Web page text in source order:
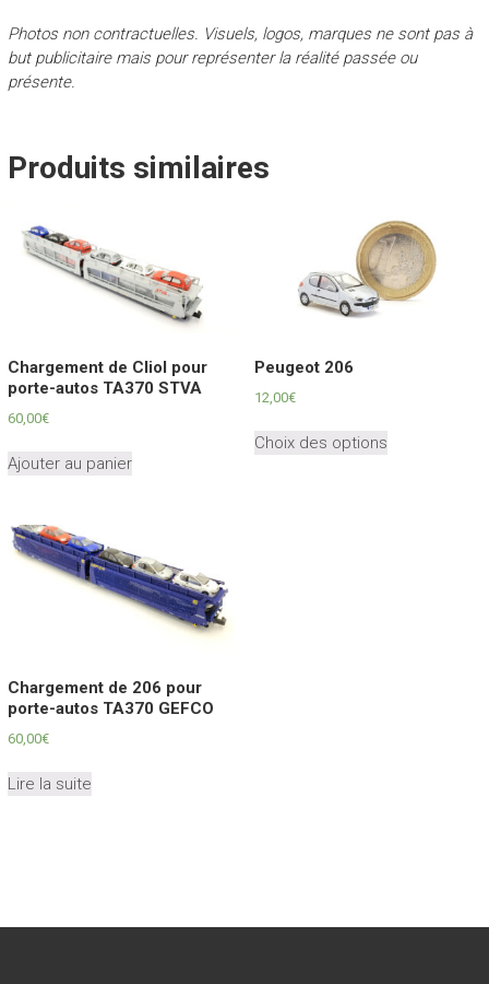
Photos non contractuelles. Visuels, logos, marques ne sont pas à
but publicitaire mais pour représenter la réalité passée ou
présente.
Produits similaires
Chargement de ClioI pour
porte-autos TA370 STVA
60,00€
Ajouter au panier
Peugeot 206
12,00€
Choix des optionsproduit
Chargement de 206 pour
porte-autos TA370 GEFCO
60,00€
Lire la suite